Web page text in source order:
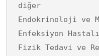
diğer
Endokrinoloji ve
Enfeksiyon
Fizik Tedavi ve